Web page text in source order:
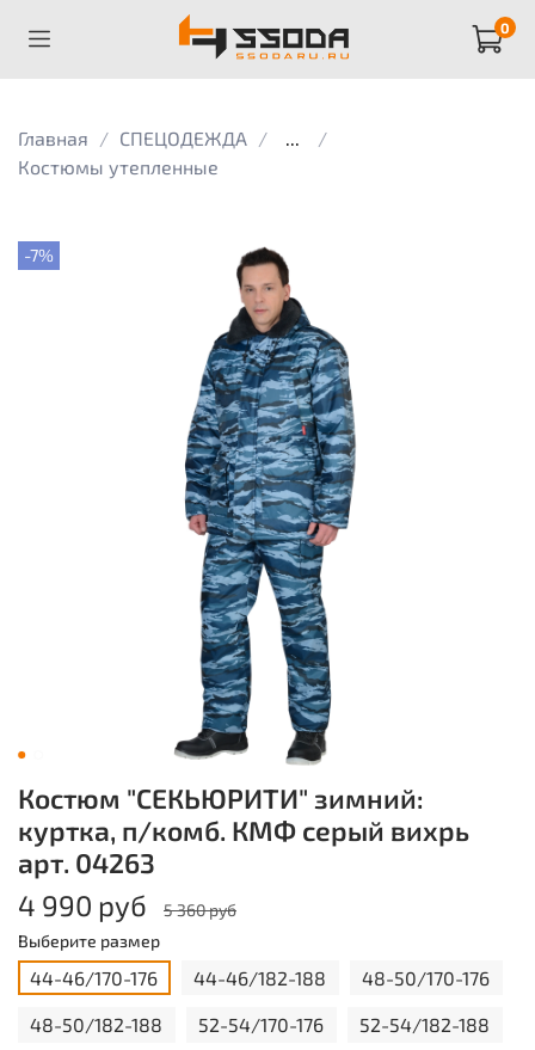
0
Главная СПЕЦОДЕЖДА
...
Костюмы утепленные
-7%
Костюм "СЕКЬЮРИТИ" зимний:
куртка, п/комб. КМФ серый вихрь
арт. 04263
4 990 руб
5 360 руб
Выберите размер
44-46/170-176 44-46/182-188 48-50/170-176
48-50/182-188 52-54/170-176 52-54/182-188